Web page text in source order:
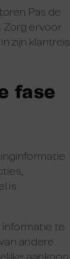
Pas de
Zorg ervoor
zijn klantreis
fase
is
te
andere